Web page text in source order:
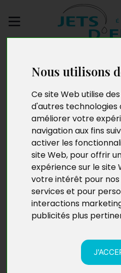
Nous utilisons
Ce site Web utilise
d'autres technologies
améliorer votre
navigation aux fins
activer les
site Web, pour offrir
expérience sur le site
votre intérêt pour
services et pour
interactions
publicités plus
Pèbonho